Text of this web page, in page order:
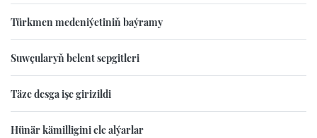
Türkmen medeniýetiniň baýramy
Suwçularyň belent sepgitleri
Täze desga işe girizildi
Hünär kämilligini ele alýarlar